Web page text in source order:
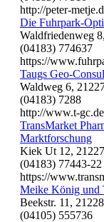
http://peter-
Die Fuhrpark-
Waldfriedenweg
(04183) 774637
https://
Taugs Geo-
Waldweg 6,
(04183) 7288
http://www.t-gc.de
TransMarket
Marktforschung
Kiek Ut 12,
(04183) 77443-22
https://
Meike König und
Beekstr. 11,
(04105) 555736